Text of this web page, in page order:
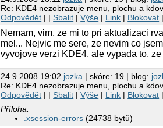
Re: KDE4 nezobrazuje menu, plochu a
Odpovědět | |Sbalit |Výše | Link | Blokovat
Nemam, vim, ze mi to pri aktualizaci
mel... Nejvic me sere, ze nevim co
vyvojove verzi KDE4, ale vypada to,
24.9.2008 19:02 jozka | skóre: 19 | blog:
Re: KDE4 nezobrazuje menu, plochu a
Odpovědět | |Sbalit |Výše | Link | Blokovat
Příloha:
.xsession-errors (24738 bytů)